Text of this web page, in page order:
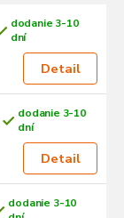
dodanie 3-10
dní
Detail
dodanie 3-10
dní
Detail
dodanie 3-10